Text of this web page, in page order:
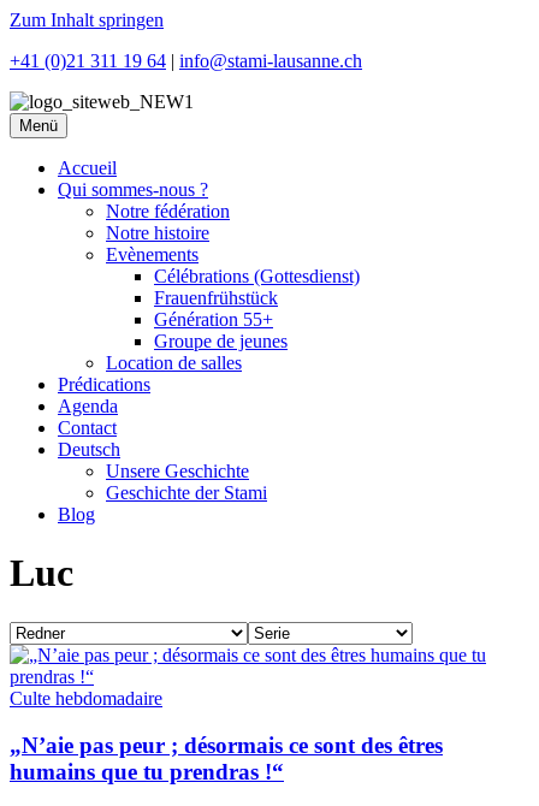
Zum Inhalt springen
+41 (0)21 311 19 64 | info@stami-lausanne.ch
Menü
Accueil
Qui sommes-nous ?
Notre fédération
Notre histoire
Evènements
Célébrations (Gottesdienst)
Frauenfrühstück
Génération 55+
Groupe de jeunes
Location de salles
Prédications
Agenda
Contact
Deutsch
Unsere Geschichte
Geschichte der Stami
Blog
Luc
Culte hebdomadaire
„N’aie pas peur ; désormais ce sont des êtres
humains que tu prendras !“